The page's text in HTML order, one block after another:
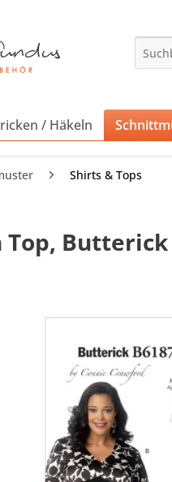
/ Häkeln
Shirts & Tops
Top, Butterick